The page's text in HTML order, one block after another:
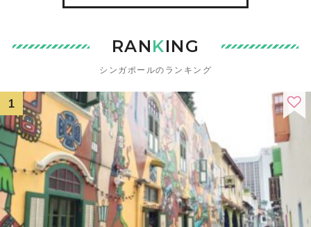
RANKING
シンガポールのランキング